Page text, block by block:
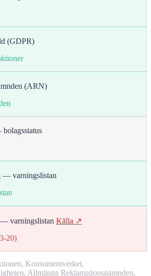
(GDPR)
(ARN)
— varningslistan
varningslistan Källa ↗
20)
Konsumentverket,
Allmänna Reklamationsnämnden,